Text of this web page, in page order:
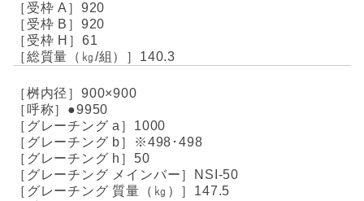
920
920
61
140.3
900×900
●9950
1000
※498･498
50
NSI-50
147.5